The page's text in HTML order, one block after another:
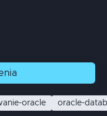
oracle oracle-